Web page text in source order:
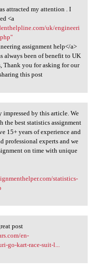
has
attracted my attention . I
<a
uk/engineeri
assignment help</a>
always been of benefit to UK
Thank you for asking for our
this post
impressed by this article. We
the best statistics assignment
15+ years of experience and
professional experts and we
on time with unique
statistics-
great post
post
en-
go-kart-race-suit-l...